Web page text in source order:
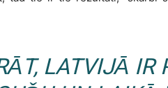
LATVIJĀ IR